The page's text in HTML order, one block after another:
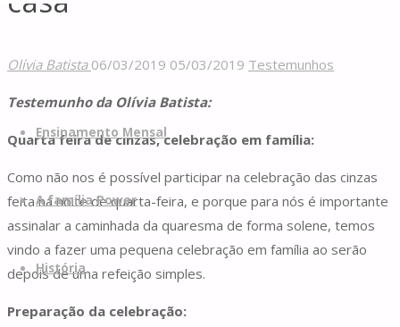
de
Skip
to
Ensinamento Mensal
A família Power
História
Olívia Batista 06/03/2019 05/03/2019 Testemunhos
Testemunho da Olívia Batista:
Quarta feira de cinzas, celebração em família:
Como não nos é possível participar na celebração das cinzas
feita na noite de quarta-feira, e porque para nós é importante
assinalar a caminhada da quaresma de forma solene, temos
vindo a fazer uma pequena celebração em família ao serão
depois de uma refeição simples.
Preparação da celebração: